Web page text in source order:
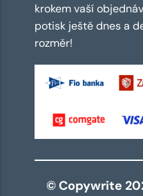
krokem vaší
potisk ještě dnes a
rozměr!
© Copywrite